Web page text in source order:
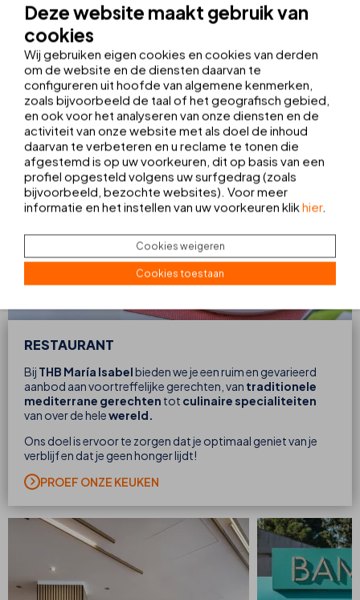
HET WAREGASTRONOMISCHE GENOT
RESTAURANT
Bij THB María Isabelbieden we je een ruim en gevarieerd
aanbod aan voortreffelijke gerechten, van traditionele
mediterrane gerechten tot culinaire specialiteiten
van over de helewereld.
Ons doel is ervoor te zorgen dat je optimaal geniet van je
verblijf en dat je geen honger lijdt!
PROEF ONZE KEUKEN
Deze website maakt gebruik van
cookies
Wij gebruiken eigen cookies en cookies van derden
om de website en de diensten daarvan te
configureren uit hoofde van algemene kenmerken,
zoals bijvoorbeeld de taal of het geografisch gebied,
en ook voor het analyseren van onze diensten en de
activiteit van onze website met als doel de inhoud
daarvan te verbeteren en u reclame te tonen die
afgestemd is op uw voorkeuren, dit op basis van een
profiel opgesteld volgens uw surfgedrag (zoals
bijvoorbeeld, bezochte websites). Voor meer
informatie en het instellen van uw voorkeuren klik hier.
Cookies weigeren
Cookies toestaan